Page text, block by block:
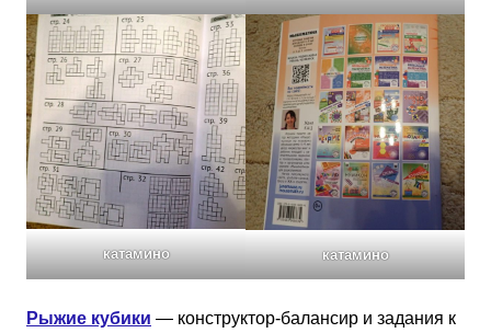
катамино катамино
Рыжие кубики — конструктор-балансир и задания к